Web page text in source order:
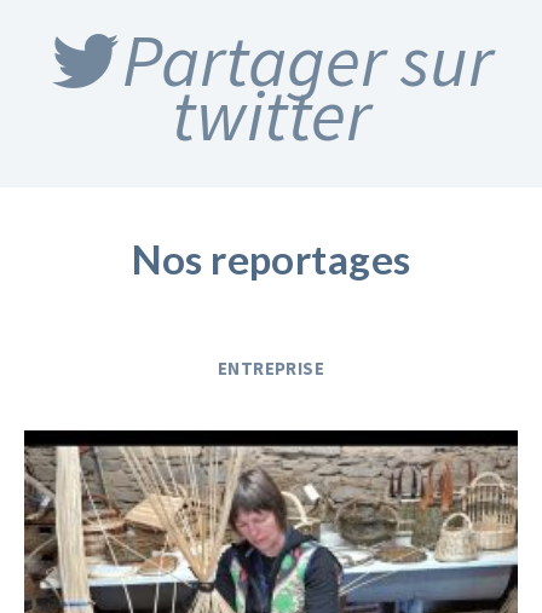
Partager sur
twitter
Nos reportages
ENTREPRISE